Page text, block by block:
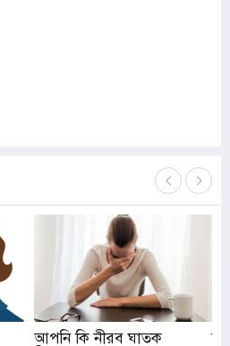
আপনি কি নীরব ঘাতক